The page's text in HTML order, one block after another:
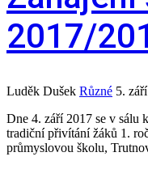
2017/
Luděk Dušek Různé 5.
Dne 4. září 2017 se v sálu
tradiční přivítání žáků 1.
průmyslovou školu,